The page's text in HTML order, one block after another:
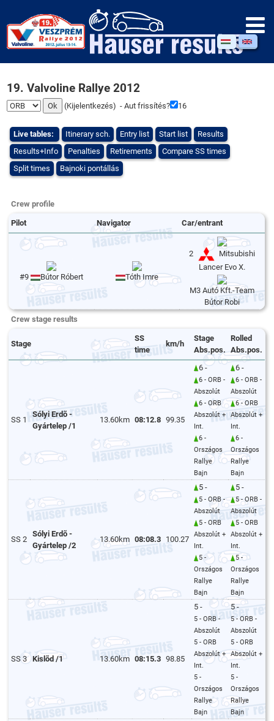
19. Valvoline Rallye 2012
(Kijelentkezés) - Aut frissítés? 16
Live tables: Itinerary sch. Entry list Start list
Results
Results+Info
Penalties Retirements
Compare SS times
Split times
Bajnoki pontállás
Crew profile
Pilot Navigator Car/entrant
#9 Bútor Róbert Tóth Imre
2
Mitsubishi
Lancer Evo X.
M3 Autó Kft.-Team
Bútor Robi
Crew stage results
Stage
SS
time
km/h
Stage
Abs.pos.
Rolled
Abs.pos.
SS 1
Sólyi Erdõ -
Gyártelep /1
13.60km 08:12.8 99.35
6 -
6 - ORB -
Abszolút
6 - ORB
Abszolút +
Int.
6 -
Országos
Rallye
Bajn
6 -
6 - ORB -
Abszolút
6 - ORB
Abszolút +
Int.
6 -
Országos
Rallye
Bajn
SS 2
Sólyi Erdõ -
Gyártelep /2
13.60km 08:08.3 100.27
5 -
5 - ORB -
Abszolút
5 - ORB
Abszolút +
Int.
5 -
Országos
Rallye
Bajn
5 -
5 - ORB -
Abszolút
5 - ORB
Abszolút +
Int.
5 -
Országos
Rallye
Bajn
SS 3 Kislõd /1 13.60km 08:15.3 98.85
5 -
5 - ORB -
Abszolút
5 - ORB
Abszolút +
Int.
5 -
Országos
Rallye
Bajn
5 -
5 - ORB -
Abszolút
5 - ORB
Abszolút +
Int.
5 -
Országos
Rallye
Bajn